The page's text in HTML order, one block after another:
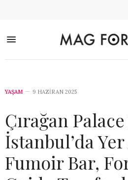
YAŞAM 9 HAZIRAN 2025
Çırağan
İstanbul’da
Fumoir Bar,